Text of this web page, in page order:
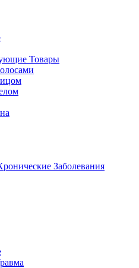
Товары
Заболевания